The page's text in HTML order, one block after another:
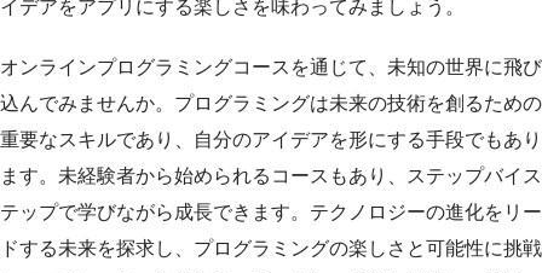
イデアをアプリにする楽しさを味わってみましょう。
オンラインプログラミングコースを通じて、未知の世界に飛び
込んでみませんか。プログラミングは未来の技術を創るための
重要なスキルであり、自分のアイデアを形にする手段でもあり
ます。未経験者から始められるコースもあり、ステップバイス
テップで学びながら成長できます。テクノロジーの進化をリー
ドする未来を探求し、プログラミングの楽しさと可能性に挑戦